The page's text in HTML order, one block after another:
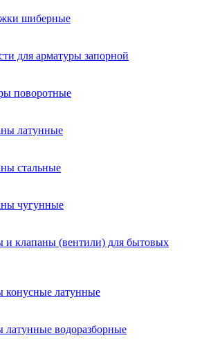
шиберные
для арматуры запорной
поворотные
латунные
стальные
чугунные
и клапаны (вентили) для бытовых
конусные латунные
латунные водоразборные